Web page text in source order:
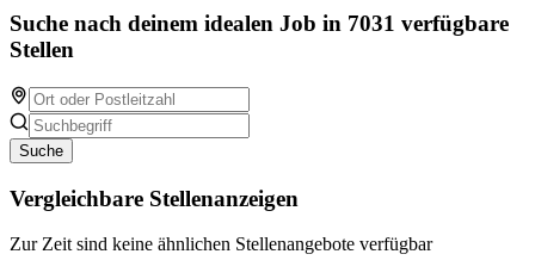
Suche nach deinem idealen Job in 7031 verfügbare
Stellen
Suche
Vergleichbare Stellenanzeigen
Zur Zeit sind keine ähnlichen Stellenangebote verfügbar